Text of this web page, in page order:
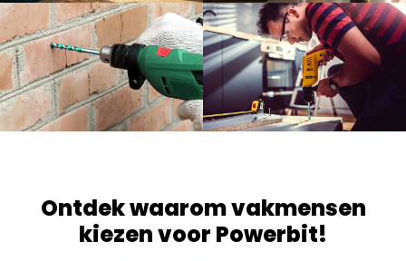
Ontdek waarom vakmensen
kiezen voor Powerbit!